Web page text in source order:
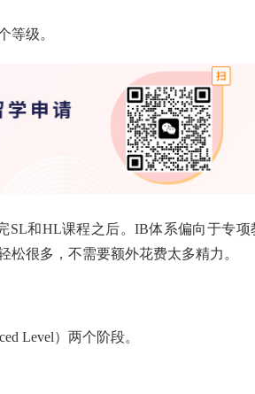
等级。
SL和HL课程之后。IB体系偏向于专项
很多，不需要额外花费太多精力。
Level）两个阶段。